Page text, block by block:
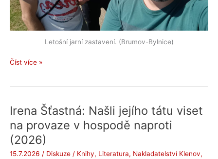
Letošní jarní zastavení. (Brumov-Bylnice)
Byl
možná
zas
přijdu
Číst více »
Irena Šťastná: Našli jejího tátu viset
na provaze v hospodě naproti
(2026)
15.7.2026 / Diskuze / Knihy, Literatura, Nakladatelství Klenov,